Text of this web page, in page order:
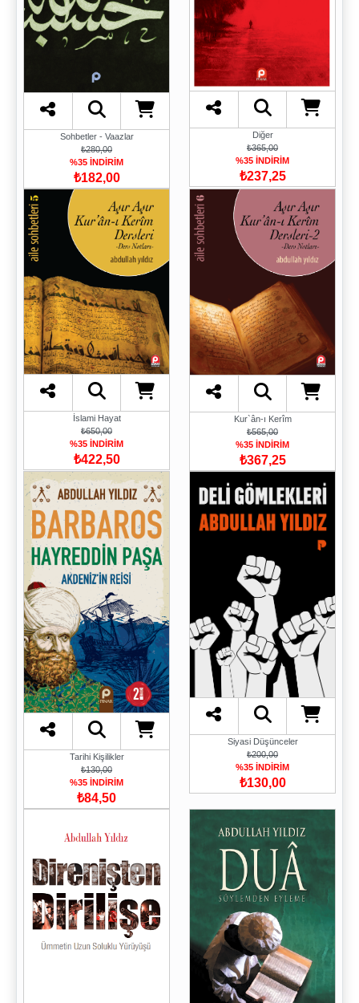
Sohbetler - Vaazlar
₺280,00
%35 İNDİRİM
₺182,00
Diğer
₺365,00
%35 İNDİRİM
₺237,25
İslami Hayat
₺650,00
%35 İNDİRİM
₺422,50
Kur`ân-ı Kerîm
₺565,00
%35 İNDİRİM
₺367,25
Tarihi Kişilikler
₺130,00
%35 İNDİRİM
₺84,50
Siyasi Düşünceler
₺200,00
%35 İNDİRİM
₺130,00